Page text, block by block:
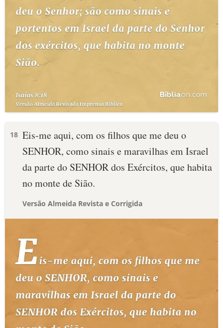
18 Eis-me aqui, com os filhos que me deu o
SENHOR, como sinais e maravilhas em Israel
da parte do SENHOR dos Exércitos, que habita
no monte de Sião.
Versão Almeida Revista e Corrigida